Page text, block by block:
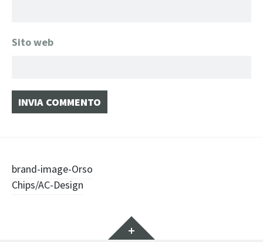
Sito web
Navigazione
articolo
brand-image-Orso
Chips/AC-Design
Widget